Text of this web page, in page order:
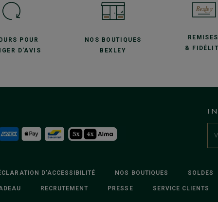
POUR
D'AVIS
NOS BOUTIQUES
BEXLEY
REMISES
&
D’ACCESSIBILITÉ NOS BOUTIQUES SOLDES
RECRUTEMENT PRESSE SERVICE CLIENTS